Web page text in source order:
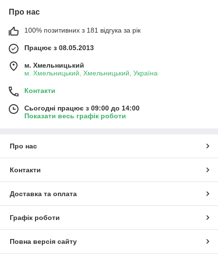
Про нас
100% позитивних з 181 відгука за рік
Працює з 08.05.2013
м. Хмельницький
м. Хмельницький, Хмельницький, Україна
Контакти
Сьогодні працює з 09:00 до 14:00
Показати весь графік роботи
Про нас
Контакти
Доставка та оплата
Графік роботи
Повна версія сайту